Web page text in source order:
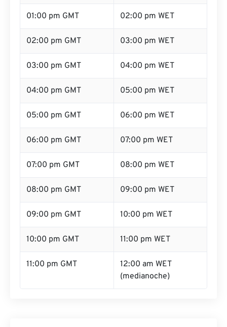
01:00 pm GMT 02:00 pm WET
02:00 pm GMT 03:00 pm WET
03:00 pm GMT 04:00 pm WET
04:00 pm GMT 05:00 pm WET
05:00 pm GMT 06:00 pm WET
06:00 pm GMT 07:00 pm WET
07:00 pm GMT 08:00 pm WET
08:00 pm GMT 09:00 pm WET
09:00 pm GMT 10:00 pm WET
10:00 pm GMT 11:00 pm WET
11:00 pm GMT
12:00 am WET
(medianoche)